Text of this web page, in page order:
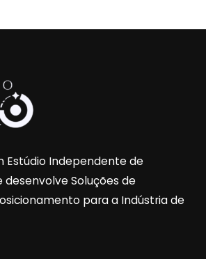
Estúdio Independente de
desenvolve Soluções de
para a Indústria de